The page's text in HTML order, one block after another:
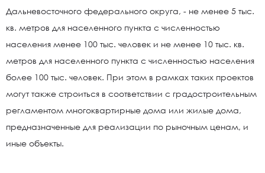
Дальневосточного федерального округа, - не менее 5 тыс.
кв. метров для населенного пункта с численностью
населения менее 100 тыс. человек и не менее 10 тыс. кв.
метров для населенного пункта с численностью населения
более 100 тыс. человек. При этом в рамках таких проектов
могут также строиться в соответствии с градостроительным
регламентом многоквартирные дома или жилые дома,
предназначенные для реализации по рыночным ценам, и
иные объекты.